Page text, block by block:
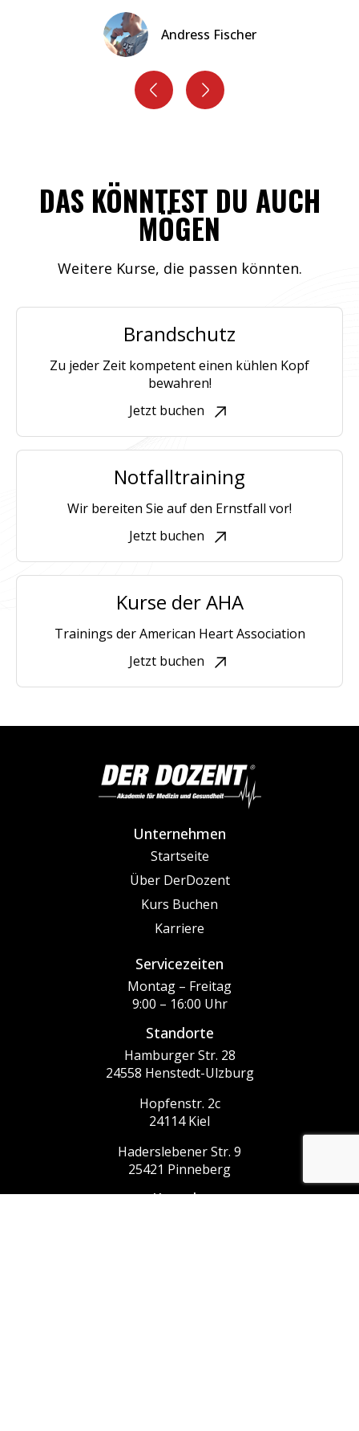
Andress Fischer
DAS KÖNNTEST DU AUCH
MÖGEN
Weitere Kurse, die passen könnten.
Brandschutz
Zu jeder Zeit kompetent einen kühlen Kopf
bewahren!
Jetzt buchen
Notfalltraining
Wir bereiten Sie auf den Ernstfall vor!
Jetzt buchen
Kurse der AHA
Trainings der American Heart Association
Jetzt buchen
Unternehmen
Startseite
Über DerDozent
Kurs Buchen
Karriere
Servicezeiten
Montag – Freitag
9:00 – 16:00 Uhr
Standorte
Hamburger Str. 28
24558 Henstedt-Ulzburg
Hopfenstr. 2c
24114 Kiel
Haderslebener Str. 9
25421 Pinneberg
Kontakt